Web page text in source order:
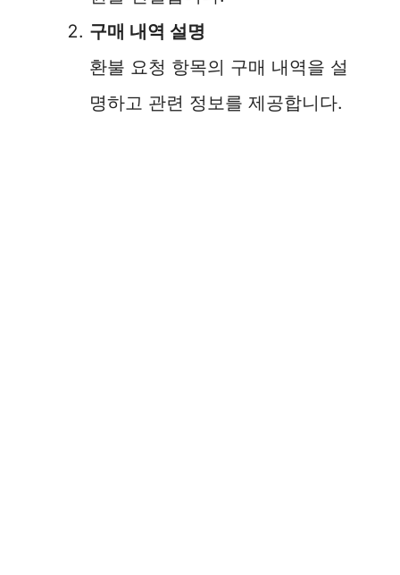
구매 내역 설명
환불 요청 항목의 구매 내역을 설
명하고 관련 정보를 제공합니다.